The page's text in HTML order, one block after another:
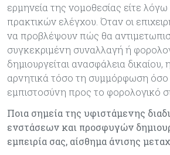
ερμηνεία της νομοθεσίας είτε
πρακτικών ελέγχου. Όταν οι
να προβλέψουν πώς θα
συγκεκριμένη συναλλαγή ή
δημιουργείται ανασφάλεια δικαίου,
αρνητικά τόσο τη συμμόρφωση όσο
εμπιστοσύνη προς το φορολογικό
Ποια σημεία της υφιστάμενης
ενστάσεων και προσφυγών
εμπειρία σας, αίσθημα άνισης